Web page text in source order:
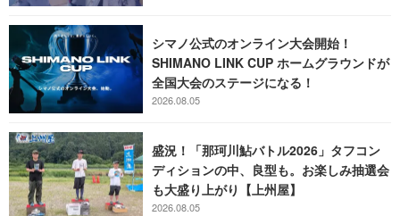
シマノ公式のオンライン大会開始！
SHIMANO LINK CUP ホームグラウンドが
全国大会のステージになる！
2026.08.05
盛況！「那珂川鮎バトル2026」タフコン
ディションの中、良型も。お楽しみ抽選会
も大盛り上がり【上州屋】
2026.08.05